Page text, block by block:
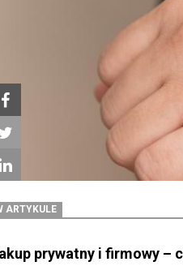
ARTYKULE
prywatny i firmowy –